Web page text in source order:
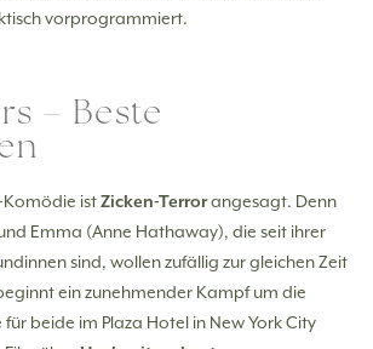
vorprogrammiert.
– Beste
Komödie istZicken-Terrorangesagt. Denn
Emma (Anne Hathaway), die seit ihrer
sind, wollen zufällig zur gleichen Zeit
ein zunehmender Kampf um die
beide im Plaza Hotel in New York City